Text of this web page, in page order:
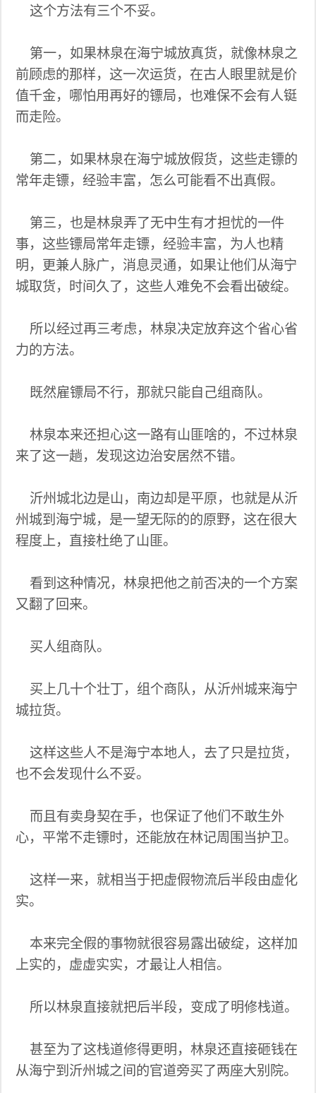
这个方法有三个不妥。
第一，如果林泉在海宁城放真货，就像林泉之
前顾虑的那样，这一次运货，在古人眼里就是价
值千金，哪怕用再好的镖局，也难保不会有人铤
而走险。
第二，如果林泉在海宁城放假货，这些走镖的
常年走镖，经验丰富，怎么可能看不出真假。
第三，也是林泉弄了无中生有才担忧的一件
事，这些镖局常年走镖，经验丰富，为人也精
明，更兼人脉广，消息灵通，如果让他们从海宁
城取货，时间久了，这些人难免不会看出破绽。
所以经过再三考虑，林泉决定放弃这个省心省
力的方法。
既然雇镖局不行，那就只能自己组商队。
林泉本来还担心这一路有山匪啥的，不过林泉
来了这一趟，发现这边治安居然不错。
沂州城北边是山，南边却是平原，也就是从沂
州城到海宁城，是一望无际的的原野，这在很大
程度上，直接杜绝了山匪。
看到这种情况，林泉把他之前否决的一个方案
又翻了回来。
买人组商队。
买上几十个壮丁，组个商队，从沂州城来海宁
城拉货。
这样这些人不是海宁本地人，去了只是拉货，
也不会发现什么不妥。
而且有卖身契在手，也保证了他们不敢生外
心，平常不走镖时，还能放在林记周围当护卫。
这样一来，就相当于把虚假物流后半段由虚化
实。
本来完全假的事物就很容易露出破绽，这样加
上实的，虚虚实实，才最让人相信。
所以林泉直接就把后半段，变成了明修栈道。
甚至为了这栈道修得更明，林泉还直接砸钱在
从海宁到沂州城之间的官道旁买了两座大别院。